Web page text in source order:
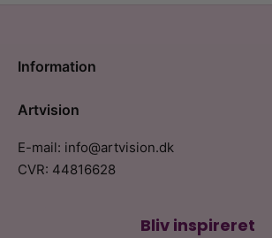
Bliv inspireret
Information
Artvision
E-mail: info@artvision.dk
CVR: 44816628